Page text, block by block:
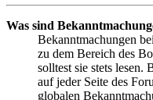
Was sind
Bekanntmachungen
zu dem Bereich des
solltest sie stets lesen.
auf jeder Seite des
globalen